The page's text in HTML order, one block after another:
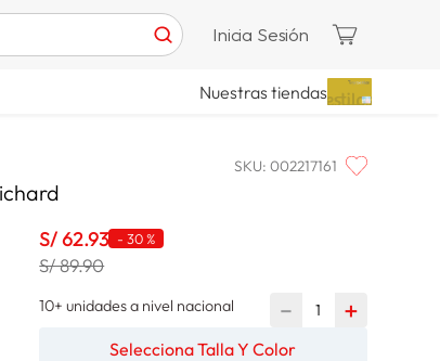
Inicia Sesión
Nuestras tiendas
SKU: 002217161
S/62.93 -30 %
S/ 89.90
10+ unidades a nivel nacional ＋
－
Selecciona Talla Y Color